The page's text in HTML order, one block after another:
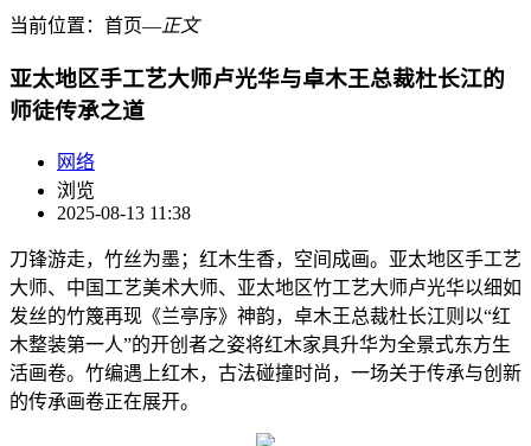
当前位置： 首页―正文
亚太地区手工艺大师卢光华与卓木王总裁杜长江的
师徒传承之道
网络
浏览
2025-08-13 11:38
刀锋游走，竹丝为墨；红木生香，空间成画。亚太地区手工艺
大师、中国工艺美术大师、亚太地区竹工艺大师卢光华以细如
发丝的竹篾再现《兰亭序》神韵，卓木王总裁杜长江则以“红
木整装第一人”的开创者之姿将红木家具升华为全景式东方生
活画卷。竹编遇上红木，古法碰撞时尚，一场关于传承与创新
的传承画卷正在展开。